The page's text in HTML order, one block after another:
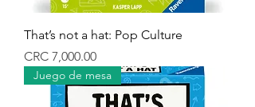
That’s not a hat: Pop Culture
Precio
CRC 7,000.00
Juego de mesa